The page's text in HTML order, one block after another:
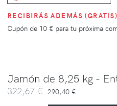
RECIBIRÁS ADEMÁS (GRATIS)
Cupón de 10 € para tu próxima
Jamón de 8,25 kg -
322,67 € 290,40 €